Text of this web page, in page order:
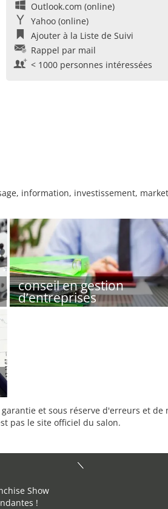
Outlook.com (online)
Yahoo (online)
Ajouter à la Liste de Suivi
Rappel par mail
< 1000 personnes intéressées
information, investissement,
conseil en gestion
d’entreprises
garantie et sous réserve d'erreurs et
pas le site officiel du salon.
Show
!